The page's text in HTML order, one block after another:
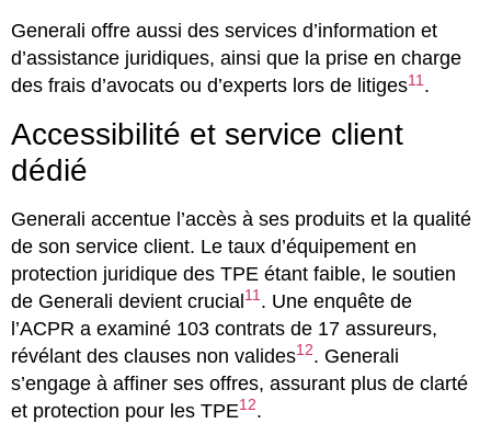
Generali offre aussi des services d’information et
d’assistance juridiques, ainsi que la prise en charge
des frais d’avocats ou d’experts lors de litiges11 .
Accessibilité et service client
dédié
Generali accentue l’accès à ses produits et la qualité
de son service client. Le taux d’équipement en
protection juridique des TPE étant faible, le soutien
de Generali devient crucial11 . Une enquête de
l’ACPR a examiné 103 contrats de 17 assureurs,
révélant des clauses non valides12. Generali
s’engage à affiner ses offres, assurant plus de clarté
et protection pour les TPE12.